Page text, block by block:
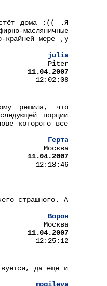
дома :(( .Я
масляничные
крайней мере ,у
julia
Piter
11.04.2007
12:02:08
решила, что
порции
которого все
Герта
Москва
11.04.2007
12:18:46
страшного. А
Ворон
Москва
11.04.2007
12:25:12
да еще и